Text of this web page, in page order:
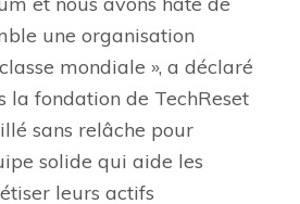
une organisation
mondiale », a déclaré
la fondation de TechReset
sans relâche pour
solide qui aide les
leurs actifs